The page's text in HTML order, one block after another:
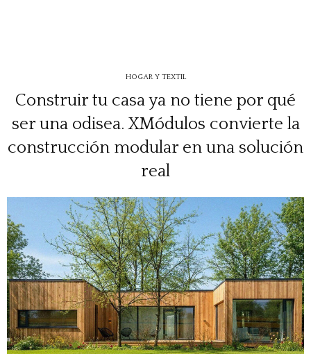
HOGAR Y TEXTIL
Construir tu casa ya no tiene por qué
ser una odisea. XMódulos convierte la
construcción modular en una solución
real